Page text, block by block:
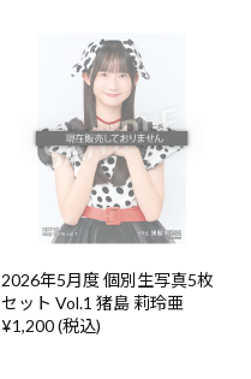
2026年5月度 個別生写真5枚
セット Vol.1 猪島 莉玲亜
¥1,200 (税込)